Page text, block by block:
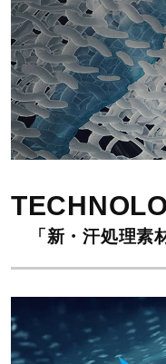
「新・汗処理素